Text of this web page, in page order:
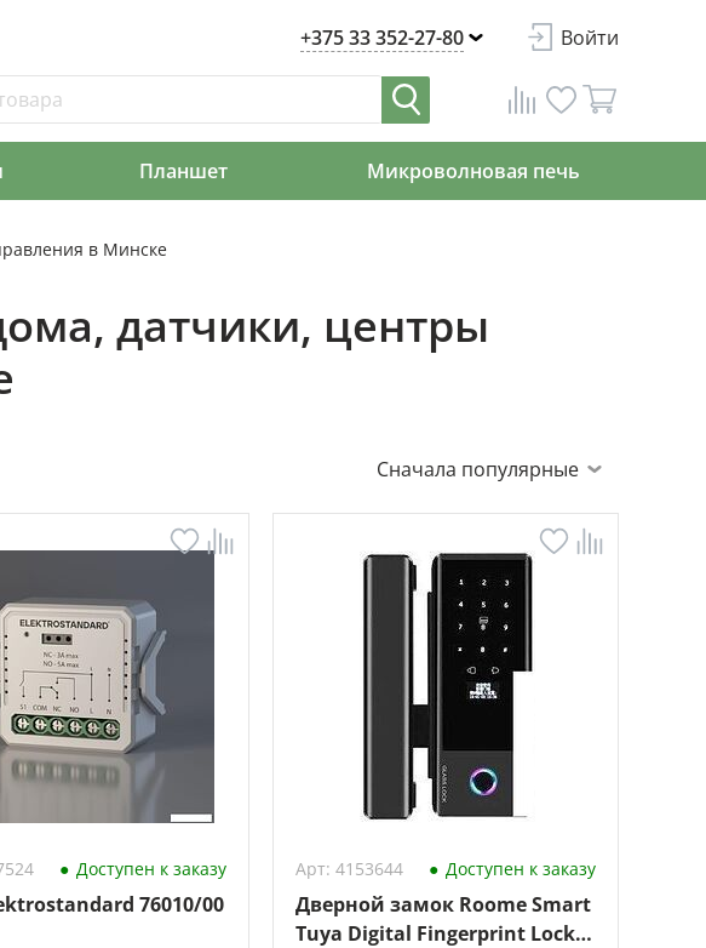
+375 33 352-27-80 Войти
Планшет Микроволновая печь
в Минске
датчики, центры
Сначала популярные
Доступен к заказу
76010/00
Арт: 4153644 Доступен к заказу
Дверной замок Roome Smart
Tuya Digital Fingerprint Lock